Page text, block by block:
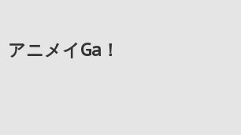
アニメイGa！